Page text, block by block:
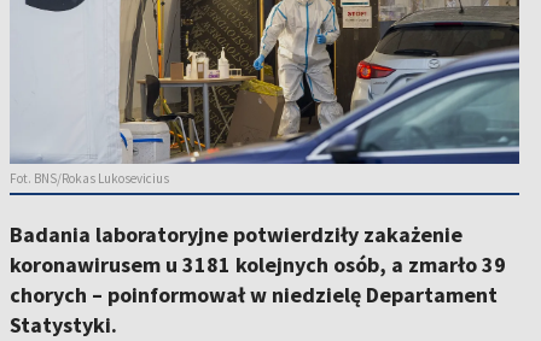
Fot. BNS/Rokas Lukosevicius
Badania laboratoryjne potwierdziły zakażenie
koronawirusem u 3181 kolejnych osób, a zmarło 39
chorych – poinformował w niedzielę Departament
Statystyki.